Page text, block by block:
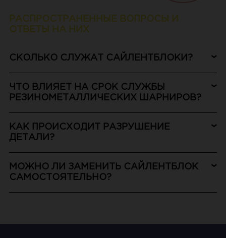
РАСПРОСТРАНЕННЫЕ ВОПРОСЫ И
ОТВЕТЫ НА НИХ
СКОЛЬКО СЛУЖАТ САЙЛЕНТБЛОКИ?
ЧТО ВЛИЯЕТ НА СРОК СЛУЖБЫ
РЕЗИНОМЕТАЛЛИЧЕСКИХ ШАРНИРОВ?
КАК ПРОИСХОДИТ РАЗРУШЕНИЕ
ДЕТАЛИ?
МОЖНО ЛИ ЗАМЕНИТЬ САЙЛЕНТБЛОК
САМОСТОЯТЕЛЬНО?